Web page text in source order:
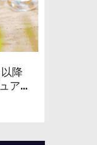
降
アが